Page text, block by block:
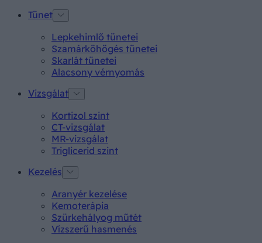
Tünet
Lepkehimlő tünetei
Szamárköhögés tünetei
Skarlát tünetei
Alacsony vérnyomás
Vizsgálat
Kortizol szint
CT-vizsgálat
MR-vizsgálat
Triglicerid szint
Kezelés
Aranyér kezelése
Kemoterápia
Szürkehályog műtét
Vízszerű hasmenés